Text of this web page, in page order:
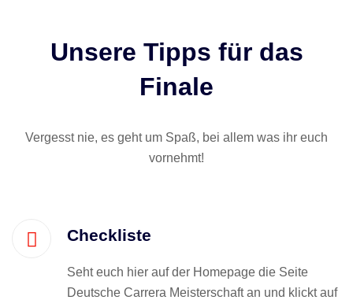
Unsere Tipps für das
Finale
Vergesst nie, es geht um Spaß, bei allem was ihr euch
vornehmt!
Checkliste
Seht euch hier auf der Homepage die Seite
Deutsche Carrera Meisterschaft an und klickt auf